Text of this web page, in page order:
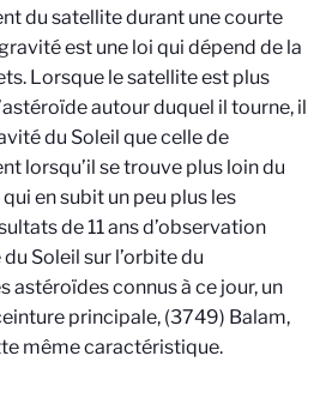
du satellite durant une courte
est une loi qui dépend de la
Lorsque le satellite est plus
autour duquel il tourne, il
du Soleil que celle de
lorsqu’il se trouve plus loin du
en subit un peu plus les
de 11 ans d’observation
Soleil sur l’orbite du
astéroïdes connus à ce jour, un
principale, (3749) Balam,
même caractéristique.